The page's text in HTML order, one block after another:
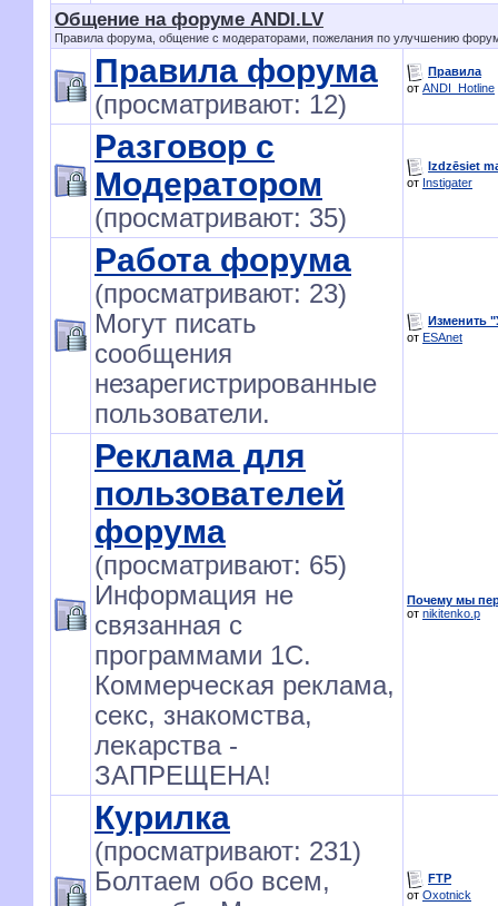
Общение на форуме ANDI.LV
Правила форума, общение с модераторами, пожелания по улучшению
Правила форума
(просматривают: 12)
Правила
от ANDI_Hotline
Разговор с
Модератором
(просматривают: 35)
Izdzēsiet
от Instigater
Работа форума
(просматривают: 23)
Могут писать
сообщения
незарегистрированные
пользователи.
Изменить
от ESAnet
Реклама для
пользователей
форума
(просматривают: 65)
Информация не
связанная с
программами 1С.
Коммерческая реклама,
секс, знакомства,
лекарства -
ЗАПРЕЩЕНА!
Почему мы
от nikitenko.p
Курилка
(просматривают: 231)
Болтаем обо всем,
FTP
от Oxotnick